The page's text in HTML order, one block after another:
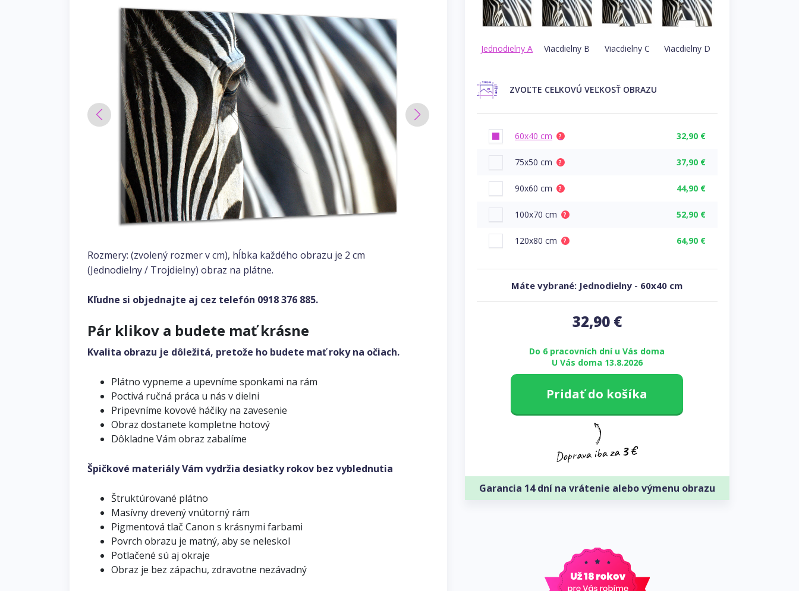
Rozmery: (zvolený rozmer v cm), hĺbka každého obrazu je 2 cm
(Jednodielny / Trojdielny) obraz na plátne.
Kľudne si objednajte aj cez telefón 0918 376 885.
Pár klikov a budete mať krásne
Kvalita obrazu je dôležitá, pretože ho budete mať roky na očiach.
Plátno vypneme a upevníme sponkami na rám
Poctivá ručná práca u nás v dielni
Pripevníme kovové háčiky na zavesenie
Obraz dostanete kompletne hotový
Dôkladne Vám obraz zabalíme
Špičkové materiály Vám vydržia desiatky rokov bez vyblednutia
Štruktúrované plátno
Masívny drevený vnútorný rám
Pigmentová tlač Canon s krásnymi farbami
Povrch obrazu je matný, aby se neleskol
Potlačené sú aj okraje
Obraz je bez zápachu, zdravotne nezávadný
Jednodielny A Viacdielny B Viacdielny C Viacdielny D
ZVOĽTE CELKOVÚ VEĽKOSŤ OBRAZU
60x40 cm ? 32,90 €
75x50 cm ? 37,90 €
90x60 cm ? 44,90 €
100x70 cm ? 52,90 €
120x80 cm ? 64,90 €
Máte vybrané: Jednodielny - 60x40 cm
32,90€
Do 6 pracovních dní u Vás doma
U Vás doma 13.8.2026
Pridať do košíka
Garancia 14 dní na vrátenie alebo výmenu obrazu